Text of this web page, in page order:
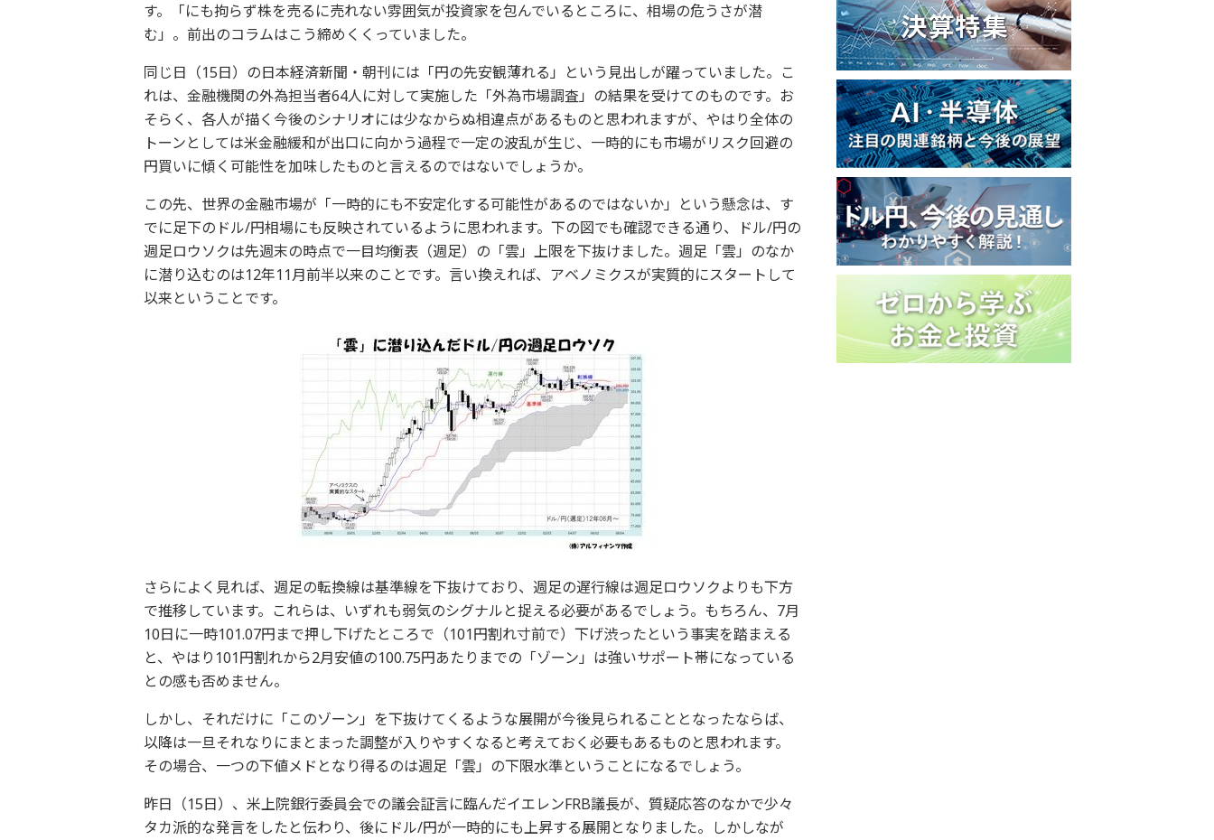
す。「にも拘らず株を売るに売れない雰囲気が投資家を包んでいるところに、相場の危うさが潜
む」。前出のコラムはこう締めくくっていました。
同じ日（15日）の日本経済新聞・朝刊には「円の先安観薄れる」という見出しが躍っていました。こ
れは、金融機関の外為担当者64人に対して実施した「外為市場調査」の結果を受けてのものです。お
そらく、各人が描く今後のシナリオには少なからぬ相違点があるものと思われますが、やはり全体の
トーンとしては米金融緩和が出口に向かう過程で一定の波乱が生じ、一時的にも市場がリスク回避の
円買いに傾く可能性を加味したものと言えるのではないでしょうか。
この先、世界の金融市場が「一時的にも不安定化する可能性があるのではないか」という懸念は、す
でに足下のドル/円相場にも反映されているように思われます。下の図でも確認できる通り、ドル/円の
週足ロウソクは先週末の時点で一目均衡表（週足）の「雲」上限を下抜けました。週足「雲」のなか
に潜り込むのは12年11月前半以来のことです。言い換えれば、アベノミクスが実質的にスタートして
以来ということです。
さらによく見れば、週足の転換線は基準線を下抜けており、週足の遅行線は週足ロウソクよりも下方
で推移しています。これらは、いずれも弱気のシグナルと捉える必要があるでしょう。もちろん、7月
10日に一時101.07円まで押し下げたところで（101円割れ寸前で）下げ渋ったという事実を踏まえる
と、やはり101円割れから2月安値の100.75円あたりまでの「ゾーン」は強いサポート帯になっている
との感も否めません。
しかし、それだけに「このゾーン」を下抜けてくるような展開が今後見られることとなったならば、
以降は一旦それなりにまとまった調整が入りやすくなると考えておく必要もあるものと思われます。
その場合、一つの下値メドとなり得るのは週足「雲」の下限水準ということになるでしょう。
昨日（15日）、米上院銀行委員会での議会証言に臨んだイエレンFRB議長が、質疑応答のなかで少々
タカ派的な発言をしたと伝わり、後にドル/円が一時的にも上昇する展開となりました。しかしなが